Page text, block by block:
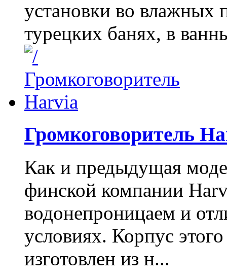
установки во влажных
турецких банях, в
Громкоговоритель
Как и предыдущая
финской компании
водонепроницаем и
условиях. Корпус
изготовлен из н...